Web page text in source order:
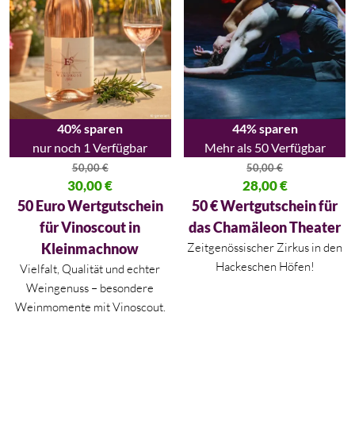
40% sparen
nur noch 1 Verfügbar
50,00€
Ursprünglicher Preis war: 50,00 €
30,00€
Aktueller Preis ist: 30,00 €.
50 Euro Wertgutschein
für Vinoscout in
Kleinmachnow
Vielfalt, Qualität und echter
Weingenuss – besondere
Weinmomente mit Vinoscout.
44% sparen
Mehr als 50 Verfügbar
50,00€
Ursprünglicher Preis war:
28,00€
Aktueller Preis ist: 28,00 €.
50 € Wertgutschein für
das Chamäleon Theater
Zeitgenössischer Zirkus in den
Hackeschen Höfen!